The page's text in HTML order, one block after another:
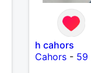
h cahors
Cahors- 59